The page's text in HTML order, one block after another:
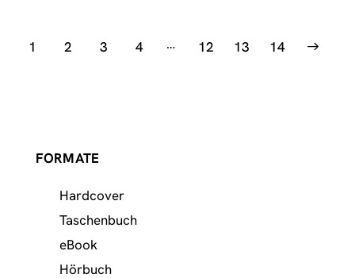
1 2 3 4 … 12 13 14
→
FORMATE
Hardcover
Taschenbuch
eBook
Hörbuch